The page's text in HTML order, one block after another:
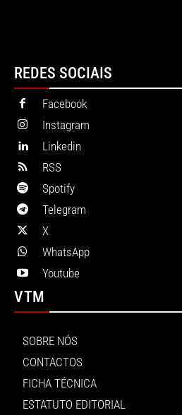
REDES SOCIAIS
Facebook
Instagram
Linkedin
RSS
Spotify
Telegram
X
WhatsApp
Youtube
VTM
SOBRE NÓS
CONTACTOS
FICHA TÉCNICA
ESTATUTO EDITORIAL